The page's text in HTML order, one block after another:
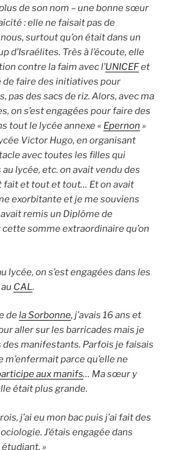
de son nom – une bonne sœur
: elle ne faisait pas de
surtout qu’on était dans un
d’Israélites. Très à l’écoute, elle
contre la faim avec l’UNICEFet
de fairedes initiatives pour
pas des sacs de riz. Alors, avec ma
on s’est engagées pour faire des
tout le lycée annexe « Epernon »
Victor Hugo, en organisant
avec toutes les filles qui
lycée, etc. on avait vendu des
fait et tout et tout… Et on avait
exorbitante et je me souviens
avait remis un Diplôme de
cette somme extraordinaire qu’on
lycée, on s’est engagées dans les
CAL.
dela Sorbonne, j’avais 16 ans et
aller sur les barricades mais je
manifestants. Parfois je faisais
m’enfermait parce qu’elle ne
aux manifs… Ma sœur y
était plus grande.
j’ai eu mon bac puis j’ai fait des
J’étais engagée dans
»